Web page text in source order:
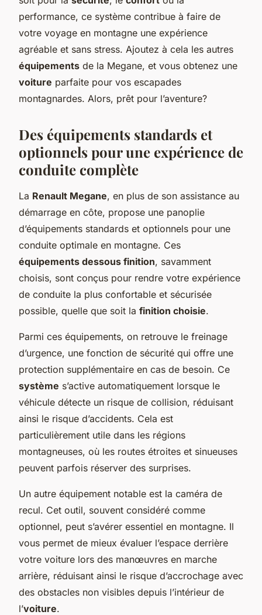
performance, ce système contribue à faire de
votre voyage en montagne une expérience
agréable et sans stress. Ajoutez à cela les autres
équipements de la Megane, et vous obtenez une
voiture parfaite pour vos escapades
montagnardes. Alors, prêt pour l’aventure?
Des équipements standards et
optionnels pour une expérience de
conduite complète
La Renault Megane, en plus de son assistance au
démarrage en côte, propose une panoplie
d’équipements standards et optionnels pour une
conduite optimale en montagne. Ces
équipements dessous finition, savamment
choisis, sont conçus pour rendre votre expérience
de conduite la plus confortable et sécurisée
possible, quelle que soit la finition choisie.
Parmi ces équipements, on retrouve le freinage
d’urgence, une fonction de sécurité qui offre une
protection supplémentaire en cas de besoin. Ce
système s’active automatiquement lorsque le
véhicule détecte un risque de collision, réduisant
ainsi le risque d’accidents. Cela est
particulièrement utile dans les régions
montagneuses, où les routes étroites et sinueuses
peuvent parfois réserver des surprises.
Un autre équipement notable est la caméra de
recul. Cet outil, souvent considéré comme
optionnel, peut s’avérer essentiel en montagne. Il
vous permet de mieux évaluer l’espace derrière
votre voiture lors des manœuvres en marche
arrière, réduisant ainsi le risque d’accrochage avec
des obstacles non visibles depuis l’intérieur de
l’voiture.